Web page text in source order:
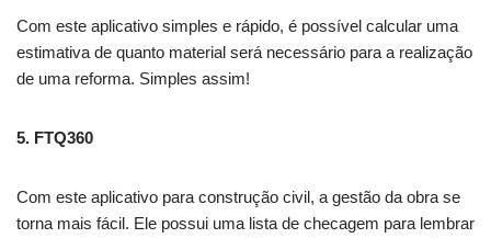
Com este aplicativo simples e rápido, é possível calcular uma
estimativa de quanto material será necessário para a realização
de uma reforma. Simples assim!
5. FTQ360
Com este aplicativo para construção civil, a gestão da obra se
torna mais fácil. Ele possui uma lista de checagem para lembrar